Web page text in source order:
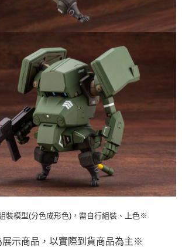
裝模型(分色成形色)，需自行組裝、上色※
示商品，以實際到貨商品為主※